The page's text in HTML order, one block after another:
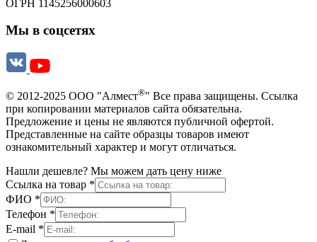
ОГРН 1145256000603
Мы в соцсетях
© 2012-2025 ООО "Алмест®" Все права защищены. Ссылка
при копировании материалов сайта обязательна.
Предложение и цены не являются публичной офертой.
Представленные на сайте образцы товаров имеют
ознакомительный характер и могут отличаться.
Нашли дешевле? Мы можем дать цену ниже
Ссылка на товар *
ФИО *
Телефон *
E-mail *